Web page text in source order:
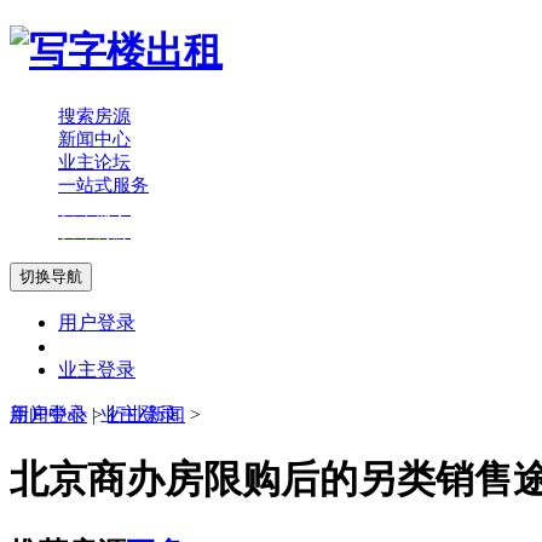
搜索房源
新闻中心
业主论坛
一站式服务
切换导航
用户登录
业主登录
用户登录 |业主登录
新闻中心 >行业新闻 >
北京商办房限购后的另类销售